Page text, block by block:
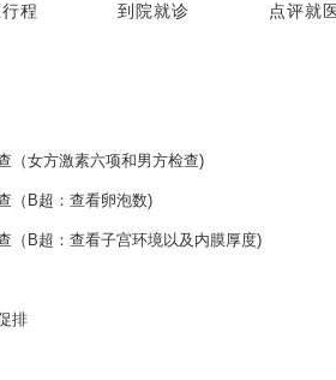
程 到院就诊 点评就
（女方激素六项和男方检查)
（B超：查看卵泡数)
（B超：查看子宫环境以及内膜厚度)
排